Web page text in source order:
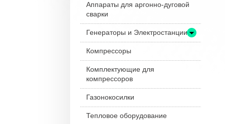
Аппараты для аргонно-дуговой
сварки
Генераторы и Электростанции
Компрессоры
Комплектующие для
компрессоров
Газонокосилки
Тепловое оборудование